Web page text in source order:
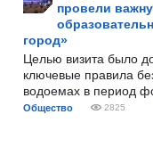
провели
город»
Целью визита было
ключевые правила
водоемах в период
Общество 2825